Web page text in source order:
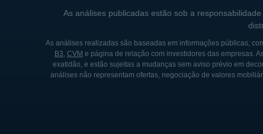
Company adquiriu a
A City Holding também se
inovações que melhoraram
tornou uma prioridade,
a City Holding Company
As análises publicadas estão sob a
As análises realizadas são baseadas em informações públicas,
B3, CVM e página de relação com investidores das empresas.
exatidão, e estão sujeitas a mudanças sem aviso prévio em
análises não representam ofertas, negociação de valores